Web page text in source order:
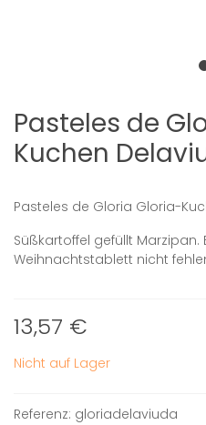
Pasteles de
Kuchen
Pasteles de Gloria Gloria-
Süßkartoffel gefüllt Marzipan.
Weihnachtstablett nicht
13,57 €
Nicht auf Lager
Referenz: gloriadelaviuda